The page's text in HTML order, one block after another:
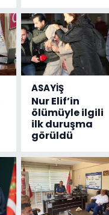
ASAYİŞ
Nur Elif’in
ölümüyle ilgili
ilk duruşma
görüldü